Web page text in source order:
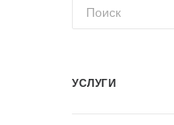
УСЛУГИ